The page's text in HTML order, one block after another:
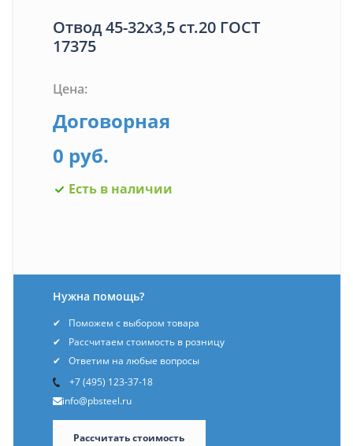
Отвод 45-32х3,5 ст.20 ГОСТ
17375
Цена:
Договорная
0 руб.
Есть в наличии
Нужна помощь?
Поможем с выбором товара
Рассчитаем стоимость в розницу
Ответим на любые вопросы
+7 (495) 123-37-18
info@pbsteel.ru
Рассчитать стоимость